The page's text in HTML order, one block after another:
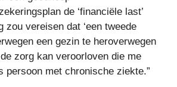
de ‘financiële last’
zou vereisen dat ‘een tweede
een gezin te heroverwegen
zorg kan veroorloven die me
persoon met chronische ziekte.”